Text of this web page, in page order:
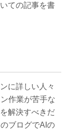
ての記事を書
に詳しい人々
作業が苦手な
解決すべきだ
ブログでAIの